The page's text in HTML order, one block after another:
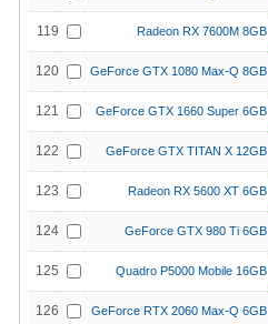
119 Radeon RX 7600M 8GB
120 GeForce GTX 1080 Max-Q 8GB
121 GeForce GTX 1660 Super 6GB
122 GeForce GTX TITAN X 12GB
123 Radeon RX 5600 XT 6GB
124 GeForce GTX 980 Ti 6GB
125 Quadro P5000 Mobile 16GB
126 GeForce RTX 2060 Max-Q 6GB